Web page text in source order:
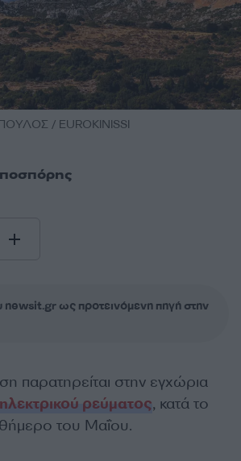
/ EUROKINISSI
ως προτεινόμενη πηγή στην
παρατηρείται στην εγχώρια
ηλεκτρικού ρεύματος, κατά το
του Μαΐου.